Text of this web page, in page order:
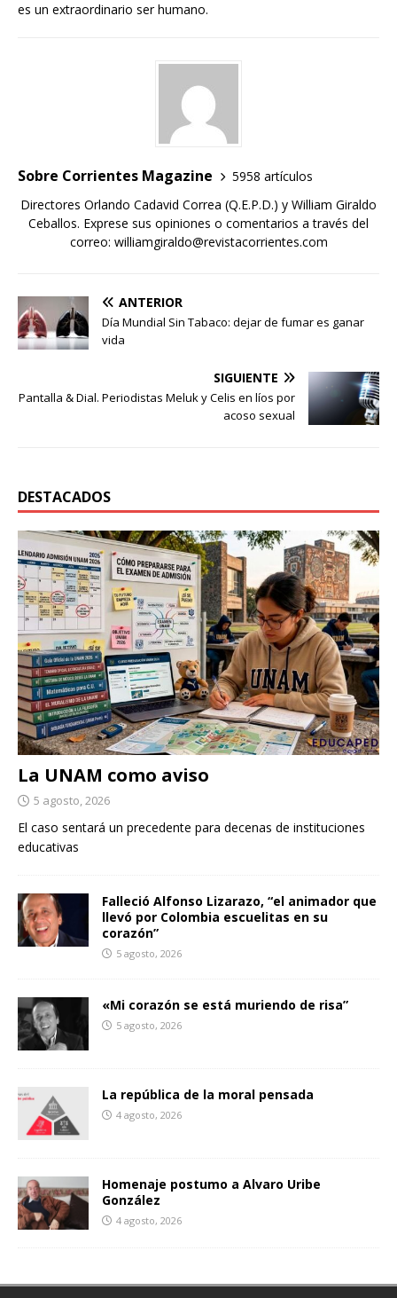
es un extraordinario ser humano.
Sobre Corrientes Magazine
5958 artículos
Directores Orlando Cadavid Correa (Q.E.P.D.) y William Giraldo
Ceballos. Exprese sus opiniones o comentarios a través del
correo: williamgiraldo@revistacorrientes.com
ANTERIOR
Día Mundial Sin Tabaco: dejar de fumar es ganar
vida
SIGUIENTE
Pantalla & Dial. Periodistas Meluk y Celis en líos por
acoso sexual
DESTACADOS
La UNAM como aviso
5 agosto, 2026
El caso sentará un precedente para decenas de instituciones
educativas
Falleció Alfonso Lizarazo, “el animador que
llevó por Colombia escuelitas en su
corazón”
5 agosto, 2026
«Mi corazón se está muriendo de risa”
5 agosto, 2026
La república de la moral pensada
4 agosto, 2026
Homenaje postumo a Alvaro Uribe
González
4 agosto, 2026